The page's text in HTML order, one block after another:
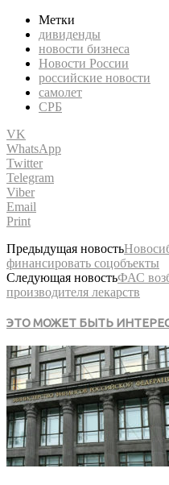
Метки
дивиденды
новости бизнеса
Новости России
российские новости
самолет
СРБ
VK
WhatsApp
Twitter
Telegram
Viber
Email
Print
Предыдущая новость
финансировать соцобъекты
Следующая новостьФАС
производителя лекарств
ЭТО МОЖЕТ БЫТЬ